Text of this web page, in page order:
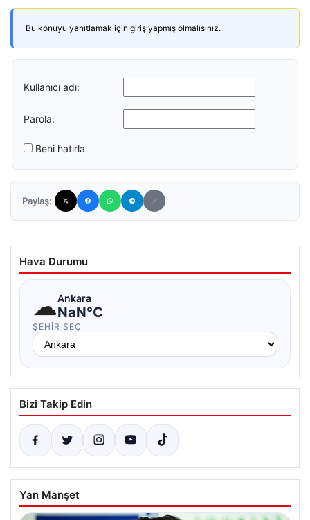
Bu konuyu yanıtlamak için giriş yapmış olmalısınız.
Kullanıcı adı:
Parola:
Beni hatırla
Paylaş:
Hava Durumu
☁Ankara
NaN°C
ŞEHIR SEÇ
Bizi Takip Edin
Yan Manşet